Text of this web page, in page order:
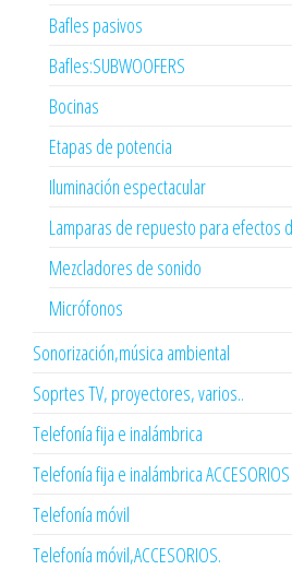
Bafles pasivos
Bafles:SUBWOOFERS
Bocinas
Etapas de potencia
Iluminación espectacular
Lamparas de repuesto para efectos
Mezcladores de sonido
Micrófonos
Sonorización,música ambiental
Soprtes TV, proyectores, varios..
Telefonía fija e inalámbrica
Telefonía fija e inalámbrica ACCESORIOS
Telefonía móvil
Telefonía móvil,ACCESORIOS.